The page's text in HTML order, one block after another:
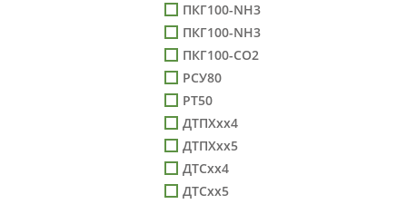
ПКГ100-NH3
ПКГ100-NH3
ПКГ100-СО2
РСУ80
РТ50
ДТПХхх4
ДТПХхх5
ДТСхх4
ДТСхх5